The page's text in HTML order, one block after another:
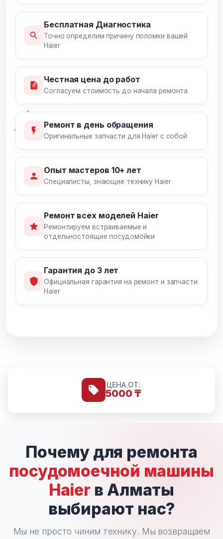
Бесплатная Диагностика
Точно определим причину поломки вашей
Haier
Честная цена до работ
Согласуем стоимость до начала ремонта
Ремонт в день обращения
Оригинальные запчасти для Haier с собой
Опыт мастеров 10+ лет
Специалисты, знающие технику Haier
Ремонт всех моделей Haier
Ремонтируем встраиваемые и
отдельностоящие посудомойки
Гарантия до 3 лет
Официальная гарантия на ремонт и запчасти
Haier
ЦЕНА ОТ:
5000 ₸
Почему для ремонта
посудомоечной машины
Haier в Алматы
выбирают нас?
Мы не просто чиним технику. Мы возвращаем